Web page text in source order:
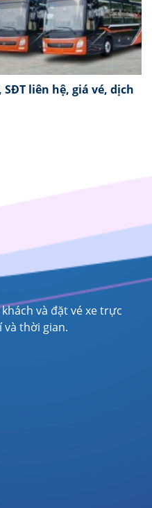
liên hệ, giá vé, dịch
và đặt vé xe trực
thời gian.